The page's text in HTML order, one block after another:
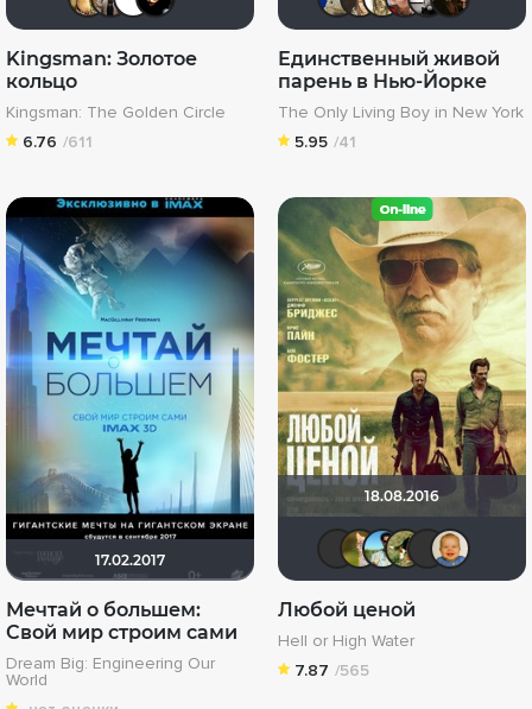
Kingsman: Золотое
кольцо
Kingsman: The Golden Circle
6.76 /611
Единственный живой
парень в Нью-Йорке
The Only Living Boy in New York
5.95 /41
17.02.2017
Мечтай о большем:
Свой мир строим сами
Dream Big: Engineering Our
World
18.08.2016
Фрэнк
Мя-ха-
Любой ценой
Hell or High Water
7.87 /565